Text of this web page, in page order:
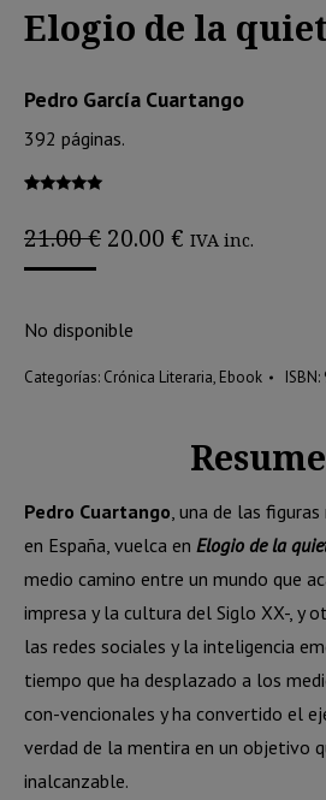
Elogio de la
Pedro García Cuartango
392 páginas.
5 en base a
21.00€ El
21.00 €.
20.00 € El
IVA inc.
No disponible
Categorías: Crónica Literaria, Ebook ISBN:
Pedro Cuartango, una de las
en España, vuelca en Elogio de la
medio camino entre un mundo que
impresa y la cultura del Siglo XX-, y
las redes sociales y la inteligencia
tiempo que ha desplazado a los
con-vencionales y ha convertido el
verdad de la mentira en un objetivo
inalcanzable.